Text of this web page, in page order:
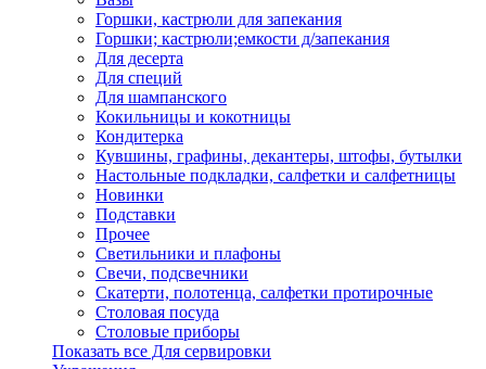
Горшки, кастрюли для запекания
Горшки; кастрюли;емкости д/запекания
Для десерта
Для специй
Для шампанского
Кокильницы и кокотницы
Кондитерка
Кувшины, графины, декантеры, штофы, бутылки
Настольные подкладки, салфетки и салфетницы
Новинки
Подставки
Прочее
Светильники и плафоны
Свечи, подсвечники
Скатерти, полотенца, салфетки протирочные
Столовая посуда
Столовые приборы
Показать все Для сервировки